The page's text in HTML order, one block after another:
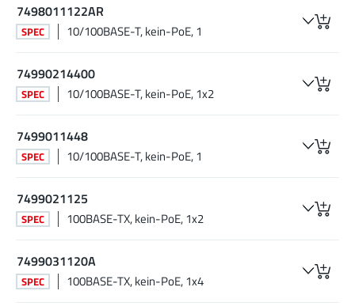
7498011122AR
SPEC 10/100BASE-T, kein-PoE, 1
74990214400
SPEC 10/100BASE-T, kein-PoE, 1x2
7499011448
SPEC 10/100BASE-T, kein-PoE, 1
7499021125
SPEC 100BASE-TX, kein-PoE, 1x2
7499031120A
SPEC 100BASE-TX, kein-PoE, 1x4